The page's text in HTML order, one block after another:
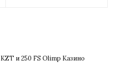
и 250 FS Olimp Казино